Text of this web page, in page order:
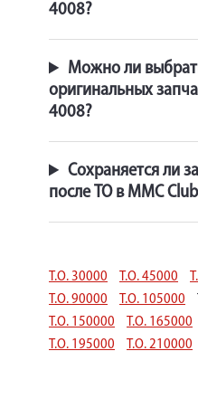
4008?
Можно ли
оригинальных
4008?
Сохраняется ли
после ТО в MMC
Т.О. 30000 Т.О. 45000
Т.О. 90000
Т.О. 105000
Т.О. 150000
Т.О. 165000
Т.О. 195000
Т.О. 210000